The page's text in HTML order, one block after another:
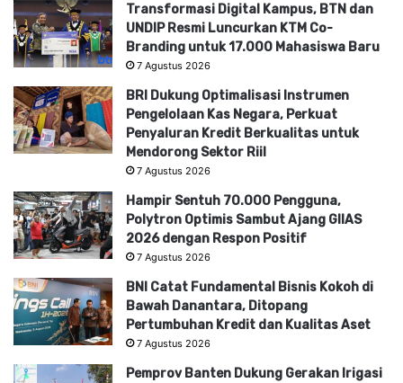
Transformasi Digital Kampus, BTN dan
UNDIP Resmi Luncurkan KTM Co-
Branding untuk 17.000 Mahasiswa Baru
7 Agustus 2026
BRI Dukung Optimalisasi Instrumen
Pengelolaan Kas Negara, Perkuat
Penyaluran Kredit Berkualitas untuk
Mendorong Sektor Riil
7 Agustus 2026
Hampir Sentuh 70.000 Pengguna,
Polytron Optimis Sambut Ajang GIIAS
2026 dengan Respon Positif
7 Agustus 2026
BNI Catat Fundamental Bisnis Kokoh di
Bawah Danantara, Ditopang
Pertumbuhan Kredit dan Kualitas Aset
7 Agustus 2026
Pemprov Banten Dukung Gerakan Irigasi